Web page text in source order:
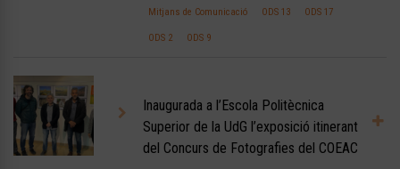
Mitjans de Comunicació ODS 13 ODS 17
ODS 2 ODS 9
Inaugurada a l’Escola Politècnica
Superior de la UdG l’exposició itinerant
del Concurs de Fotografies del COEAC